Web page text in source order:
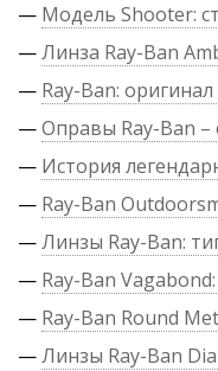
— Модель Shooter:
—Линза Ray-Ban
— Ray-Ban:
—Оправы Ray-Ban –
— История
— Ray-Ban
—Линзы Ray-Ban:
— Ray-Ban
— Ray-Ban Round
—Линзы Ray-Ban